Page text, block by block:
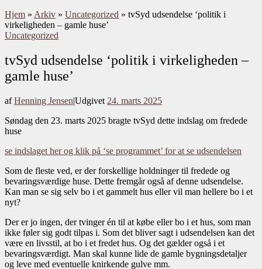
Hjem » Arkiv » Uncategorized » tvSyd udsendelse ‘politik i
virkeligheden – gamle huse’
Uncategorized
tvSyd udsendelse ‘politik i virkeligheden –
gamle huse’
afHenning Jensen|Udgivet 24. marts 2025
Søndag den 23. marts 2025 bragte tvSyd dette indslag om fredede
huse
se indslaget her og klik på ‘se programmet’ for at se udsendelsen
Som de fleste ved, er der forskellige holdninger til fredede og
bevaringsværdige huse. Dette fremgår også af denne udsendelse.
Kan man se sig selv bo i et gammelt hus eller vil man hellere bo i et
nyt?
Der er jo ingen, der tvinger én til at købe eller bo i et hus, som man
ikke føler sig godt tilpas i. Som det bliver sagt i udsendelsen kan det
være en livsstil, at bo i et fredet hus. Og det gælder også i et
bevaringsværdigt. Man skal kunne lide de gamle bygningsdetaljer
og leve med eventuelle knirkende gulve mm.